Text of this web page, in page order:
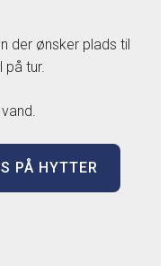
der ønsker plads til
på tur.
PÅ HYTTER